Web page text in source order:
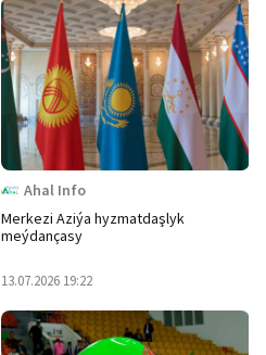
Ahal Info
Merkezi Aziýa hyzmatdaşlyk
meýdançasy
13.07.2026 19:22